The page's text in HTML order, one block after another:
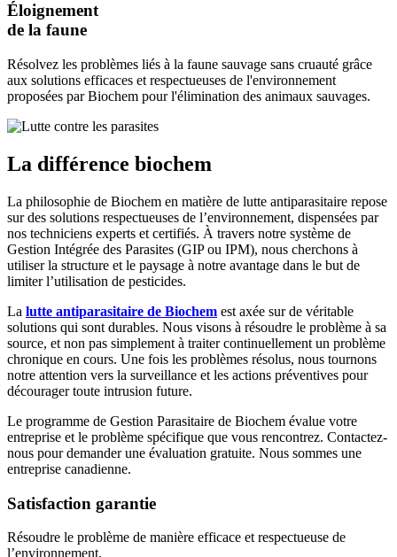
Éloignement
de la faune
Résolvez les problèmes liés à la faune sauvage sans cruauté grâce
aux solutions efficaces et respectueuses de l'environnement
proposées par Biochem pour l'élimination des animaux sauvages.
La différence biochem
La philosophie de Biochem en matière de lutte antiparasitaire repose
sur des solutions respectueuses de l’environnement, dispensées par
nos techniciens experts et certifiés. À travers notre système de
Gestion Intégrée des Parasites (GIP ou IPM), nous cherchons à
utiliser la structure et le paysage à notre avantage dans le but de
limiter l’utilisation de pesticides.
La lutte antiparasitaire de Biochem est axée sur de véritable
solutions qui sont durables. Nous visons à résoudre le problème à sa
source, et non pas simplement à traiter continuellement un problème
chronique en cours. Une fois les problèmes résolus, nous tournons
notre attention vers la surveillance et les actions préventives pour
décourager toute intrusion future.
Le programme de Gestion Parasitaire de Biochem évalue votre
entreprise et le problème spécifique que vous rencontrez. Contactez-
nous pour demander une évaluation gratuite. Nous sommes une
entreprise canadienne.
Satisfaction garantie
Résoudre le problème de manière efficace et respectueuse de
l’environnement.